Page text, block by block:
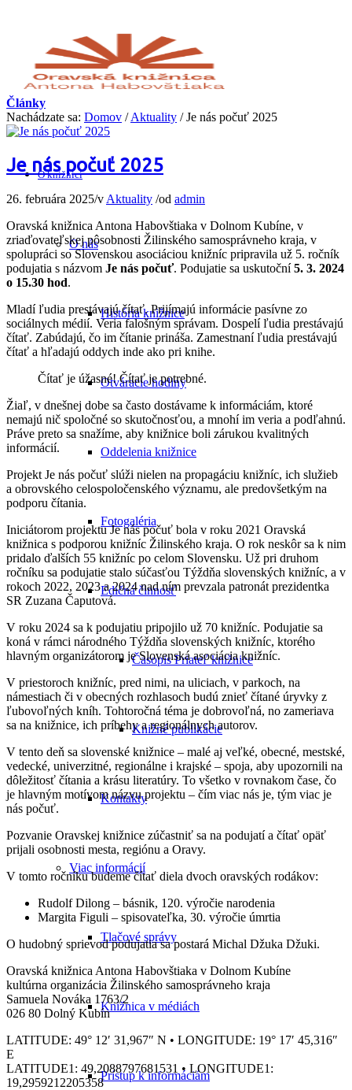
O knižnici
O nás
História knižnice
Otváracie hodiny
Oddelenia knižnice
Fotogaléria
Edičná činnosť
Časopis Priateľ knižnice
Knižné publikácie
Kontakty
Viac informácií
Tlačové správy
Knižnica v médiách
Prístup k informáciám
Články
Nachádzate sa: Domov / Aktuality / Je nás počuť 2025
Je nás počuť 2025
26. februára 2025/v Aktuality /od admin
Oravská knižnica Antona Habovštiaka v Dolnom Kubíne, v
zriaďovateľskej pôsobnosti Žilinského samosprávneho kraja, v
spolupráci so Slovenskou asociáciou knižníc pripravila už 5. ročník
podujatia s názvom Je nás počuť. Podujatie sa uskutoční5. 3. 2024
o 15.30 hod.
Mladí ľudia prestávajú čítať. Prijímajú informácie pasívne zo
sociálnych médií. Veria falošným správam. Dospelí ľudia prestávajú
čítať. Zabúdajú, čo im čítanie prináša. Zamestnaní ľudia prestávajú
čítať a hľadajú oddych inde ako pri knihe.
Čítať je úžasné! Čítať je potrebné.
Žiaľ, v dnešnej dobe sa často dostávame k informáciám, ktoré
nemajú nič spoločné so skutočnosťou, a mnohí im veria a podľahnú.
Práve preto sa snažíme, aby knižnice boli zárukou kvalitných
informácií.
Projekt Je nás počuť slúži nielen na propagáciu knižníc, ich služieb
a obrovského celospoločenského významu, ale predovšetkým na
podporu čítania.
Iniciátorom projektu Je nás počuť bola v roku 2021 Oravská
knižnica s podporou knižníc Žilinského kraja. O rok neskôr sa k nim
pridalo ďalších 55 knižníc po celom Slovensku. Už pri druhom
ročníku sa podujatie stalo súčasťou Týždňa slovenských knižníc, a v
rokoch 2022, 2023 a 2024 nad ním prevzala patronát prezidentka
SR Zuzana Čaputová.
V roku 2024 sa k podujatiu pripojilo už 70 knižníc. Podujatie sa
koná v rámci národného Týždňa slovenských knižníc, ktorého
hlavným organizátorom je Slovenská asociácia knižníc.
V priestoroch knižníc, pred nimi, na uliciach, v parkoch, na
námestiach či v obecných rozhlasoch budú znieť čítané úryvky z
ľubovoľných kníh. Tohtoročná téma je dobrovoľná, no zameriava
sa na knižnice, ich príbehy a regionálnych autorov.
V tento deň sa slovenské knižnice – malé aj veľké, obecné, mestské,
vedecké, univerzitné, regionálne i krajské – spoja, aby upozornili na
dôležitosť čítania a krásu literatúry. To všetko v rovnakom čase, čo
je hlavným motívom názvu projektu – čím viac nás je, tým viac je
nás počuť.
Pozvanie Oravskej knižnice zúčastniť sa na podujatí a čítať opäť
prijali osobnosti mesta, regiónu a Oravy.
V tomto ročníku budeme čítať diela dvoch oravských rodákov:
Rudolf Dilong – básnik, 120. výročie narodenia
Margita Figuli – spisovateľka, 30. výročie úmrtia
O hudobný sprievod podujatia sa postará Michal Džuka Džuki.
Oravská knižnica Antona Habovštiaka v Dolnom Kubíne
kultúrna organizácia Žilinského samosprávneho kraja
Samuela Nováka 1763/2
026 80 Dolný Kubín
LATITUDE: 49° 12′ 31,967″ N • LONGITUDE: 19° 17′ 45,316″
E
LATITUDE1: 49,2088797681531 • LONGITUDE1:
19,2959212205358